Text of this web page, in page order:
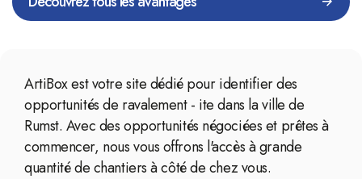
ArtiBox est votre site dédié pour identifier des
opportunités de ravalement - ite dans la ville de
Rumst. Avec des opportunités négociées et prêtes à
commencer, nous vous offrons l'accès à grande
quantité de chantiers à côté de chez vous.